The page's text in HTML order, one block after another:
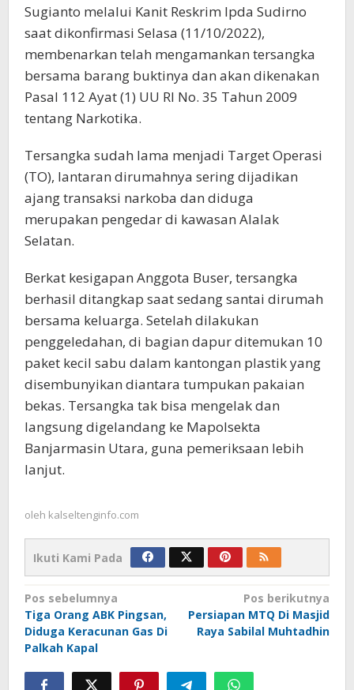
Sugianto melalui Kanit Reskrim Ipda Sudirno
saat dikonfirmasi Selasa (11/10/2022),
membenarkan telah mengamankan tersangka
bersama barang buktinya dan akan dikenakan
Pasal 112 Ayat (1) UU RI No. 35 Tahun 2009
tentang Narkotika.
Tersangka sudah lama menjadi Target Operasi
(TO), lantaran dirumahnya sering dijadikan
ajang transaksi narkoba dan diduga
merupakan pengedar di kawasan Alalak
Selatan.
Berkat kesigapan Anggota Buser, tersangka
berhasil ditangkap saat sedang santai dirumah
bersama keluarga. Setelah dilakukan
penggeledahan, di bagian dapur ditemukan 10
paket kecil sabu dalam kantongan plastik yang
disembunyikan diantara tumpukan pakaian
bekas. Tersangka tak bisa mengelak dan
langsung digelandang ke Mapolsekta
Banjarmasin Utara, guna pemeriksaan lebih
lanjut.
oleh kalseltenginfo.com
Ikuti Kami Pada
Navigasi
pos
Pos sebelumnya
Tiga Orang ABK Pingsan,
Diduga Keracunan Gas Di
Palkah Kapal
Pos berikutnya
Persiapan MTQ Di Masjid
Raya Sabilal Muhtadhin